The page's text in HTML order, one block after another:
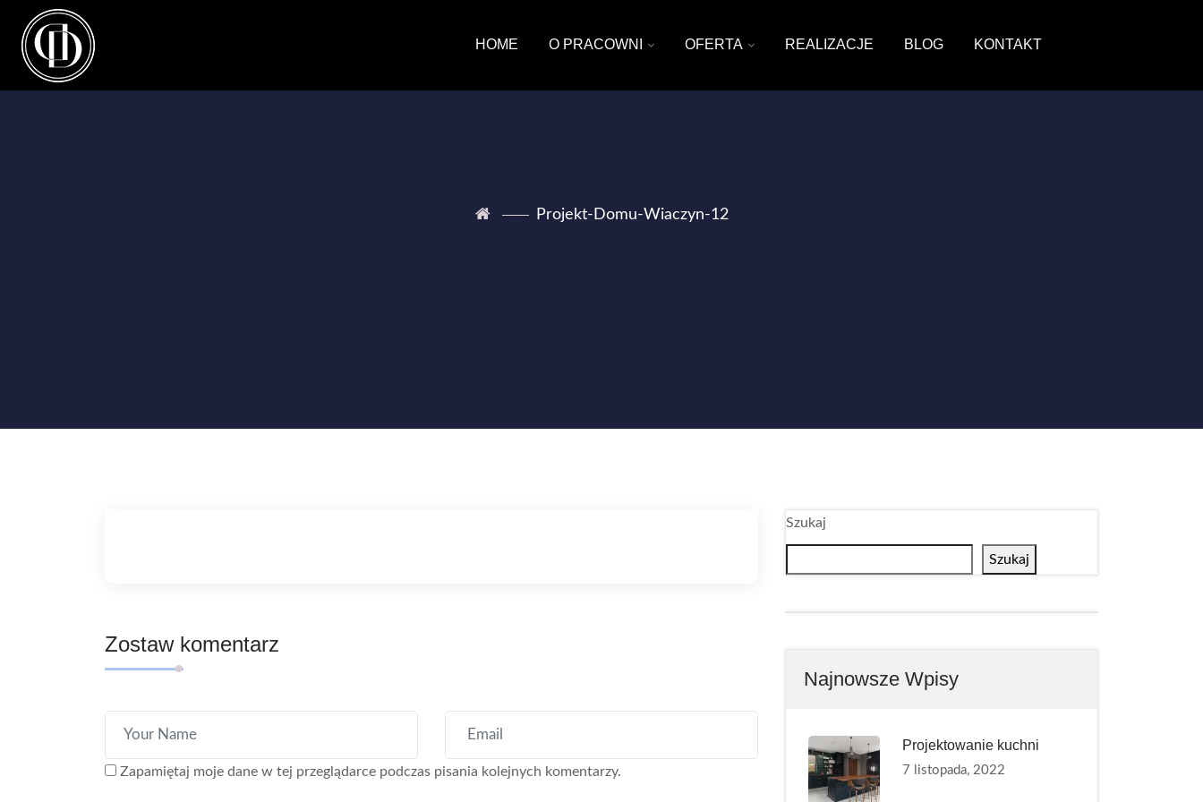
HOME O PRACOWNI OFERTA REALIZACJE BLOG KONTAKT
Projekt-Domu-Wiaczyn-12
Zostaw komentarz
Zapamiętaj moje dane w tej przeglądarce podczas pisania kolejnych komentarzy.
Szukaj
Szukaj
Najnowsze Wpisy
Projektowanie kuchni
7 listopada, 2022